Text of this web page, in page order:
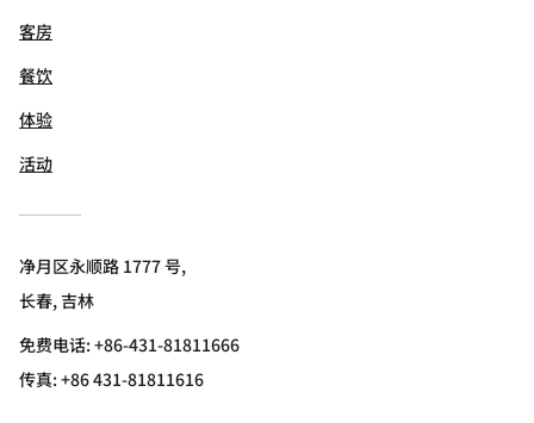
客房
餐饮
体验
活动
净月区永顺路 1777 号,
长春, 吉林
免费电话:+86-431-81811666
传真:+86 431-81811616